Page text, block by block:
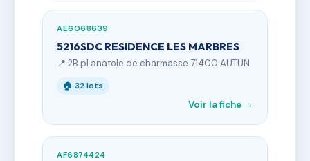
AE6068639
5216SDC RESIDENCE LES MARBRES
📍 2B pl anatole de charmasse 71400 AUTUN
🏠 32 lots
Voir la fiche →
AF6874424